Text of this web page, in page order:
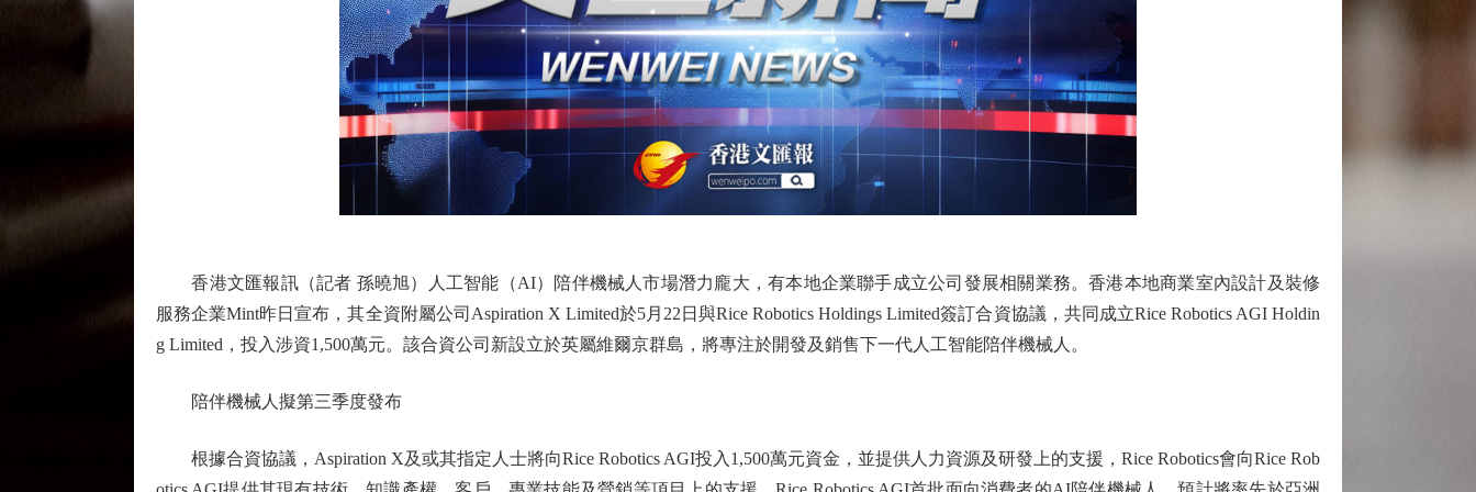
香港文匯報訊（記者 孫曉旭）人工智能（AI）陪伴機械人市場潛力龐大，有本地企業聯手成立公司發展相關業務。香港本地商業室內設計及裝修
服務企業Mint昨日宣布，其全資附屬公司Aspiration X Limited於5月22日與Rice Robotics Holdings Limited簽訂合資協議，共同成立Rice Robotics AGI Holdin
g Limited，投入涉資1,500萬元。該合資公司新設立於英屬維爾京群島，將專注於開發及銷售下一代人工智能陪伴機械人。
陪伴機械人擬第三季度發布
根據合資協議，Aspiration X及或其指定人士將向Rice Robotics AGI投入1,500萬元資金，並提供人力資源及研發上的支援，Rice Robotics會向Rice Rob